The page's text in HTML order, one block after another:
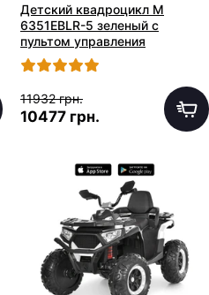
Детский квадроцикл M
6351EBLR-5 зеленый с
пультом управления
11932 грн.
10477 грн.